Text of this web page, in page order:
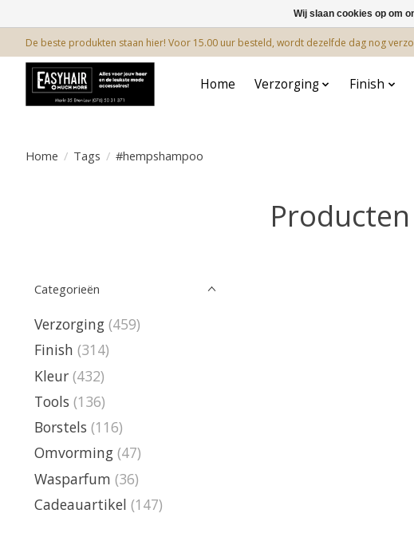
De beste produkten staan hier! Voor 15.00 uur besteld, wordt dezelfde dag nog
Home Verzorging Finish
Home / Tags / #hempshampoo
Categorieën
Verzorging (459)
Finish (314)
Kleur (432)
Tools (136)
Borstels (116)
Omvorming (47)
Wasparfum (36)
Cadeauartikel (147)
Wij slaan cookies op om